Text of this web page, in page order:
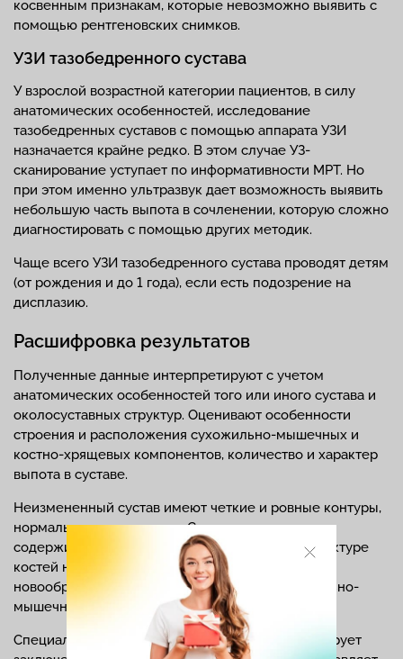
косвенным признакам, которые невозможно выявить с
помощью рентгеновских снимков.
УЗИ тазобедренного сустава
У взрослой возрастной категории пациентов, в силу
анатомических особенностей, исследование
тазобедренных суставов с помощью аппарата УЗИ
назначается крайне редко. В этом случае УЗ-
сканирование уступает по информативности МРТ. Но
при этом именно ультразвук дает возможность выявить
небольшую часть выпота в сочленении, которую сложно
диагностировать с помощью других методик.
Чаще всего УЗИ тазобедренного сустава проводят детям
(от рождения и до 1 года), если есть подозрение на
дисплазию.
Расшифровка результатов
Полученные данные интерпретируют с учетом
анатомических особенностей того или иного сустава и
околосуставных структур. Оценивают особенности
строения и расположения сухожильно-мышечных и
костно-хрящевых компонентов, количество и характер
выпота в суставе.
Неизмененный сустав имеют четкие и ровные контуры,
нормальную эхогенность. Суставная полость не
содержит выпот. Нарушения целостности в структуре
костей не определяются. Дополнительные
новообразования не визуализируются. Сухожильно-
мышечные компоненты без изменений.
Специалист ультразвуковой диагностики формирует